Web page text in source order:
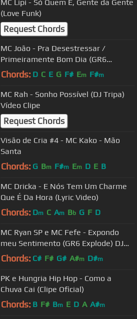
MC Lipi - Só Quem É, Gente da Gente
(Love Funk)
Request Chords
MC João - Pra Desestressar /
Primeiramente Bom Dia (GR6
Filmes) Djay W
Chords: D C E G F# Em F#m
MC Rah - Sonho Possível (DJ Tripa)
Vídeo Clipe
Request Chords
Visão de Cria #4 - MC Kako - Mão
Santa
Chords: G Bm F#m Em D E B
MC Dricka - E Nós Tem Um Charme
Que É Da Hora (Lyric Video)
Chords: Dm C Am Bb G F D
MC Ryan SP e MC Fefe - Expondo
meu Sentimento (GR6 Explode) DJ
Boy
Chords: C# F# G# A#m D#m
PK e Hungria Hip Hop - Como a
Chuva Cai (Clipe Oficial)
Chords: B F# Bm E D A A#m